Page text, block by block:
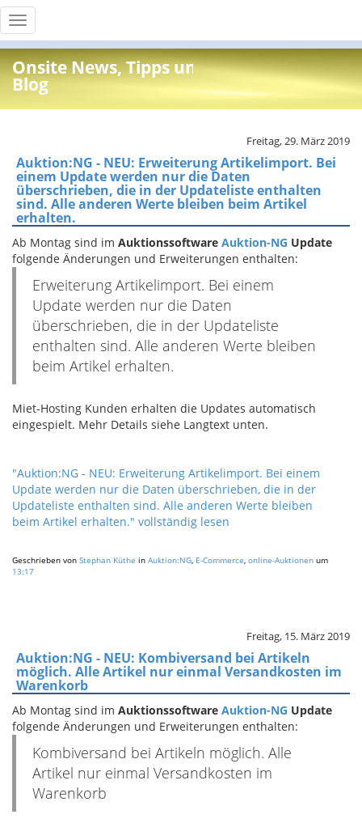
Toggle
navigation
Onsite News, Tipps und Info
Blog
Freitag, 29. März 2019
Auktion:NG - NEU: Erweiterung Artikelimport. Bei
einem Update werden nur die Daten
überschrieben, die in der Updateliste enthalten
sind. Alle anderen Werte bleiben beim Artikel
erhalten.
Ab Montag sind im Auktionssoftware Auktion-NG Update
folgende Änderungen und Erweiterungen enthalten:
Erweiterung Artikelimport. Bei einem
Update werden nur die Daten
überschrieben, die in der Updateliste
enthalten sind. Alle anderen Werte bleiben
beim Artikel erhalten.
Miet-Hosting Kunden erhalten die Updates automatisch
eingespielt. Mehr Details siehe Langtext unten.
"Auktion:NG - NEU: Erweiterung Artikelimport. Bei einem
Update werden nur die Daten überschrieben, die in der
Updateliste enthalten sind. Alle anderen Werte bleiben
beim Artikel erhalten." vollständig lesen
Geschrieben von Stephan Küthe in Auktion:NG, E-Commerce, online-Auktionen um
13:17
Freitag, 15. März 2019
Auktion:NG - NEU: Kombiversand bei Artikeln
möglich. Alle Artikel nur einmal Versandkosten im
Warenkorb
Ab Montag sind im Auktionssoftware Auktion-NG Update
folgende Änderungen und Erweiterungen enthalten:
Kombiversand bei Artikeln möglich. Alle
Artikel nur einmal Versandkosten im
Warenkorb